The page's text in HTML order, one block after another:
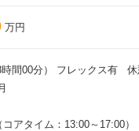
万円
時間00分） フレックス有 休
コアタイム：13:00～17:00）